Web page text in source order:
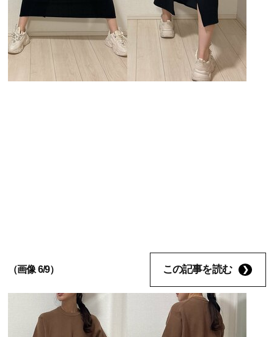
（画像 6/9） この記事を読む